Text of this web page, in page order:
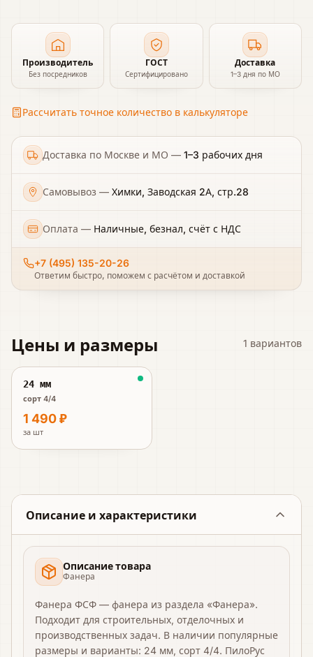
Производитель
Без посредников
ГОСТ
Сертифицировано
Доставка
1–3 дня по МО
Рассчитать точное количество в калькуляторе
Доставка по Москве и МО — 1–3 рабочих дня
Самовывоз — Химки, Заводская 2А, стр.28
Оплата — Наличные, безнал, счёт с НДС
+7 (495) 135-20-26
Ответим быстро, поможем с расчётом и доставкой
Цены и размеры 1 вариантов
24 мм
сорт 4/4
1 490 ₽
за шт
Описание и характеристики
Описание товара
Фанера
Фанера ФСФ — фанера из раздела «Фанера».
Подходит для строительных, отделочных и
производственных задач. В наличии популярные
размеры и варианты: 24 мм, сорт 4/4. ПилоРус